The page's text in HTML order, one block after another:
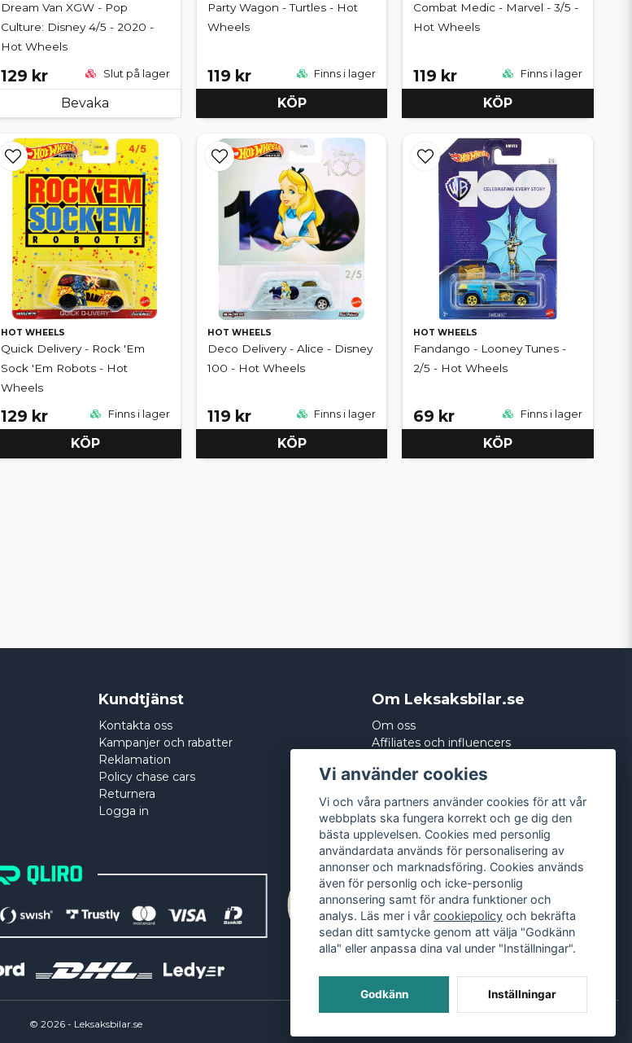
Dream Van XGW - Pop
Culture: Disney 4/5 - 2020 -
Hot Wheels
129 kr Slut på lager
Bevaka
Party Wagon - Turtles - Hot
Wheels
119 kr Finns i lager
KÖP
Combat Medic - Marvel - 3/5 -
Hot Wheels
119 kr Finns i lager
KÖP
HOT WHEELS
Quick Delivery - Rock 'Em
Sock 'Em Robots - Hot
Wheels
129 kr Finns i lager
KÖP
HOT WHEELS
Deco Delivery - Alice - Disney
100 - Hot Wheels
119 kr Finns i lager
KÖP
HOT WHEELS
Fandango - Looney Tunes -
2/5 - Hot Wheels
69 kr Finns i lager
KÖP
Kundtjänst
Kontakta oss
Kampanjer och rabatter
Reklamation
Policy chase cars
Returnera
Logga in
Om Leksaksbilar.se
Om oss
Affiliates och influencers
Integritetspolicy
© 2026- Leksaksbilar.se
Vi använder cookies
Vi och våra partners använder cookies för att vår
webbplats ska fungera korrekt och ge dig den
bästa upplevelsen. Cookies med personlig
användardata används för personalisering av
annonser och marknadsföring. Cookies används
även för personlig och icke-personlig
annonsering samt för andra funktioner och
analys. Läs mer i vårcookiepolicy och bekräfta
sedan ditt samtycke genom att välja "Godkänn
alla" eller anpassa dina val under "Inställningar".
Godkänn Inställningar